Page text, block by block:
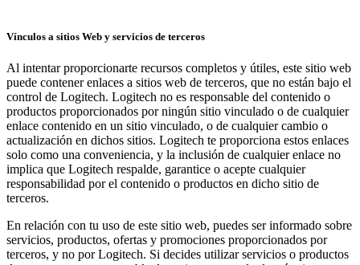
Vínculos a sitios Web y servicios de terceros
Al intentar proporcionarte recursos completos y útiles, este sitio web
puede contener enlaces a sitios web de terceros, que no están bajo el
control de Logitech. Logitech no es responsable del contenido o
productos proporcionados por ningún sitio vinculado o de cualquier
enlace contenido en un sitio vinculado, o de cualquier cambio o
actualización en dichos sitios. Logitech te proporciona estos enlaces
solo como una conveniencia, y la inclusión de cualquier enlace no
implica que Logitech respalde, garantice o acepte cualquier
responsabilidad por el contenido o productos en dicho sitio de
terceros.
En relación con tu uso de este sitio web, puedes ser informado sobre
servicios, productos, ofertas y promociones proporcionados por
terceros, y no por Logitech. Si decides utilizar servicios o productos